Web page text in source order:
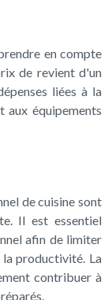
en compte
de revient d'un
liées à la
aux équipements
de cuisine sont
Il est essentiel
afin de limiter
la productivité. La
contribuer à